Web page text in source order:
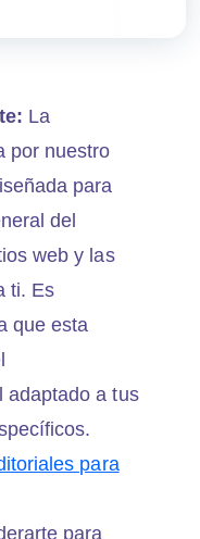
La
por nuestro
para
del
web y las
ti. Es
que esta
adaptado a tus
para
para